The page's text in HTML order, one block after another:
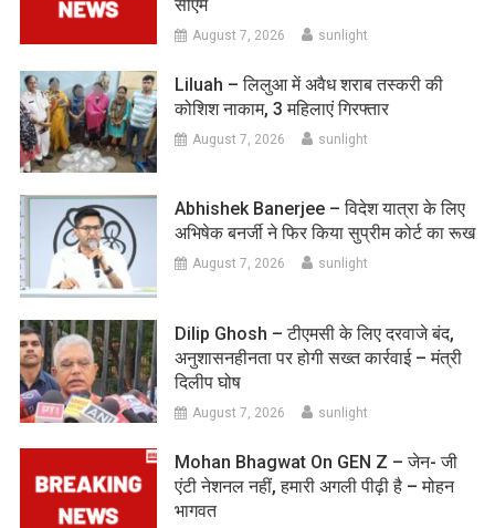
सीएम
August 7, 2026 sunlight
Liluah – लिलुआ में अवैध शराब तस्करी की
कोशिश नाकाम, 3 महिलाएं गिरफ्तार
August 7, 2026 sunlight
Abhishek Banerjee – विदेश यात्रा के लिए
अभिषेक बनर्जी ने फिर किया सुप्रीम कोर्ट का रूख
August 7, 2026 sunlight
Dilip Ghosh – टीएमसी के लिए दरवाजे बंद,
अनुशासनहीनता पर होगी सख्त कार्रवाई – मंत्री
दिलीप घोष
August 7, 2026 sunlight
Mohan Bhagwat On GEN Z – जेन- जी
एंटी नेशनल नहीं, हमारी अगली पीढ़ी है – मोहन
भागवत